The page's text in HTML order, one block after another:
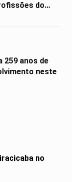
do
259 anos de
neste
no